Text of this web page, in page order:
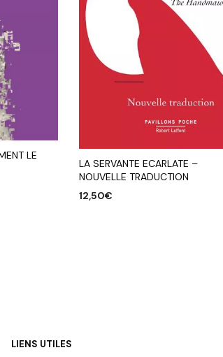
LE
LA SERVANTE ECARLATE –
NOUVELLE TRADUCTION
12,50€
LIENS UTILES